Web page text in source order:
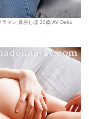
ラマン 真谷しほ 30歳 AV Debu